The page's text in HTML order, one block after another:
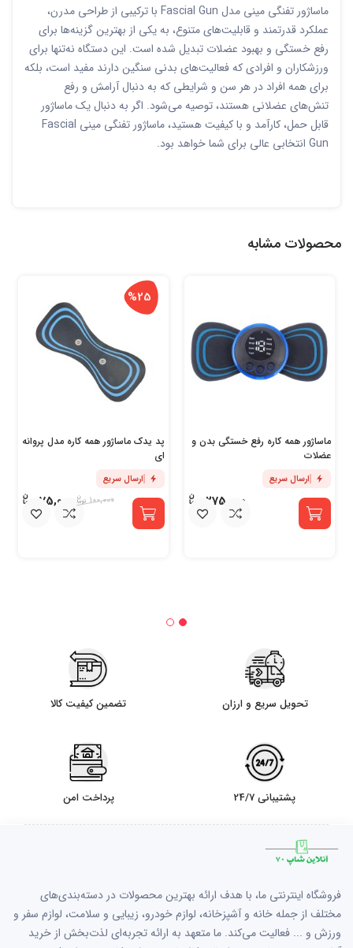
ماساژور تفنگی مینی مدل Fascial Gun با ترکیبی از طراحی مدرن،
عملکرد قدرتمند و قابلیت‌های متنوع، به یکی از بهترین گزینه‌ها برای
رفع خستگی و بهبود عضلات تبدیل شده است. این دستگاه نه‌تنها برای
ورزشکاران و افرادی که فعالیت‌های بدنی سنگین دارند مفید است، بلکه
برای همه افراد در هر سن و شرایطی که به دنبال آرامش و رفع
تنش‌های عضلانی هستند، توصیه می‌شود. اگر به دنبال یک ماساژور
قابل حمل، کارآمد و با کیفیت هستید، ماساژور تفنگی مینی Fascial
Gun انتخابی عالی برای شما خواهد بود.
محصولات مشابه
ماساژور همه کاره رفع خستگی بدن و
عضلات
ارسال سریع
275,000
%25
پد یدک ماساژور همه کاره مدل پروانه
ای
ارسال سریع
100,000
75,000
تحویل سریع و ارزان تضمین کیفیت کالا
پشتیبانی 24/7 پرداخت امن
فروشگاه اینترنتی ما، با هدف ارائه بهترین محصولات در دسته‌بندی‌های
مختلف از جمله خانه و آشپزخانه، لوازم خودرو، زیبایی و سلامت، لوازم سفر و
ورزش و ... فعالیت می‌کند. ما متعهد به ارائه تجربه‌ای لذت‌بخش از خرید